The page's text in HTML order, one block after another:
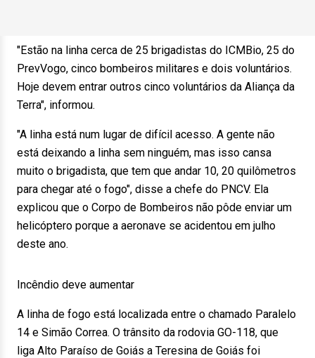
"Estão na linha cerca de 25 brigadistas do ICMBio, 25 do
PrevVogo, cinco bombeiros militares e dois voluntários.
Hoje devem entrar outros cinco voluntários da Aliança da
Terra", informou.
"A linha está num lugar de difícil acesso. A gente não
está deixando a linha sem ninguém, mas isso cansa
muito o brigadista, que tem que andar 10, 20 quilômetros
para chegar até o fogo", disse a chefe do PNCV. Ela
explicou que o Corpo de Bombeiros não pôde enviar um
helicóptero porque a aeronave se acidentou em julho
deste ano.
Incêndio deve aumentar
A linha de fogo está localizada entre o chamado Paralelo
14 e Simão Correa. O trânsito da rodovia GO-118, que
liga Alto Paraíso de Goiás a Teresina de Goiás foi